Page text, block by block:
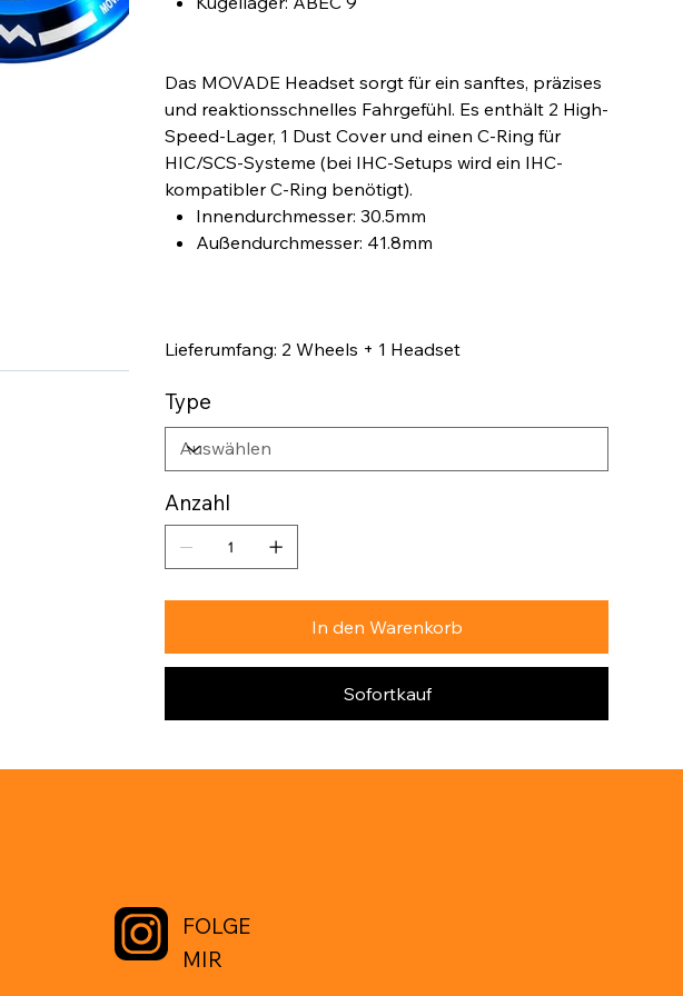
Das MOVADE Headset sorgt für ein sanftes, präzises
und reaktionsschnelles Fahrgefühl. Es enthält 2 High-
Speed-Lager, 1 Dust Cover und einen C-Ring für
HIC/SCS-Systeme (bei IHC-Setups wird ein IHC-
kompatibler C-Ring benötigt).
Innendurchmesser: 30.5mm
Außendurchmesser: 41.8mm
Lieferumfang: 2 Wheels + 1 Headset
Type
Anzahl
In den Warenkorb
Sofortkauf
FOLGE
MIR